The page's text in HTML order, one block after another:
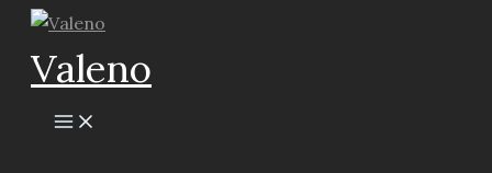
Zum
Inhalt
springen
Valeno